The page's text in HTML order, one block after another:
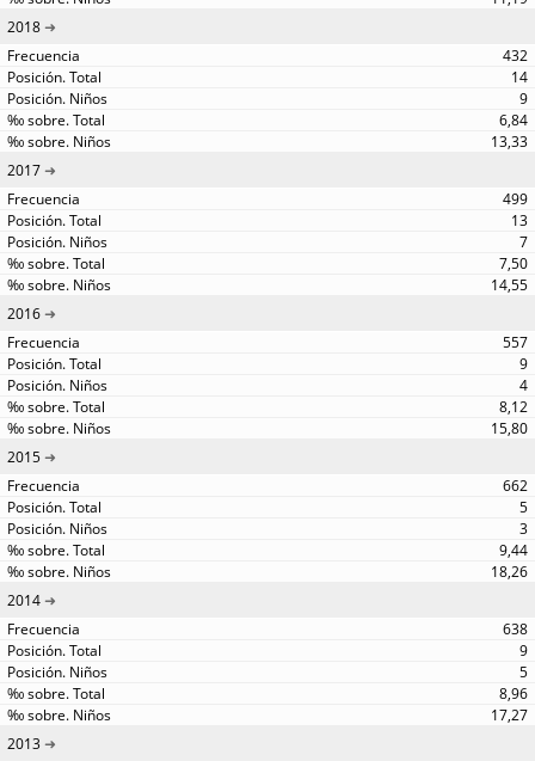
2018
432
14
9
6,84
13,33
2017
499
13
7
7,50
14,55
2016
557
9
4
8,12
15,80
2015
662
5
3
9,44
18,26
2014
638
9
5
8,96
17,27
2013